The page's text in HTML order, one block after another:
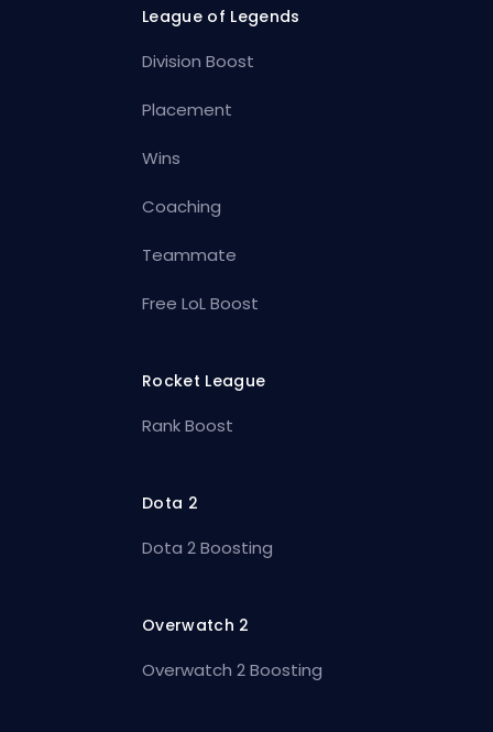
League of Legends
Division Boost
Placement
Wins
Coaching
Teammate
Free LoL Boost
Rocket League
Rank Boost
Dota 2
Dota 2 Boosting
Overwatch 2
Overwatch 2 Boosting